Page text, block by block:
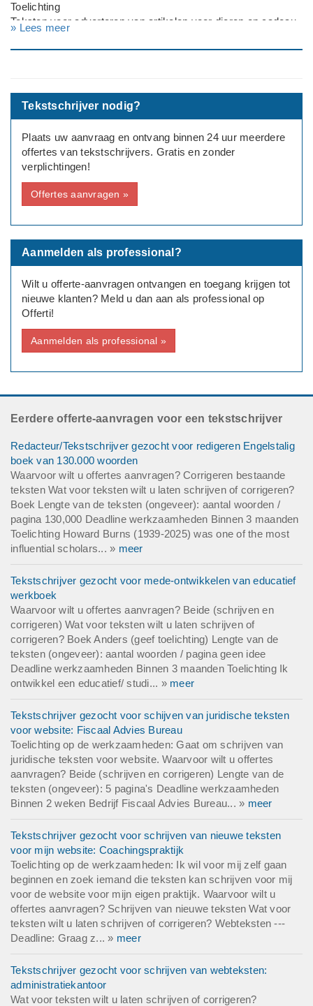
Toelichting
Teksten voor adverteren van artikelen voor dieren en cadeau
» Lees meer
Tekstschrijver nodig?
Plaats uw aanvraag en ontvang binnen 24 uur meerdere
offertes van tekstschrijvers. Gratis en zonder
verplichtingen!
Offertes aanvragen »
Aanmelden als professional?
Wilt u offerte-aanvragen ontvangen en toegang krijgen tot
nieuwe klanten? Meld u dan aan als professional op
Offerti!
Aanmelden als professional »
Eerdere offerte-aanvragen voor een tekstschrijver
Redacteur/Tekstschrijver gezocht voor redigeren Engelstalig
boek van 130.000 woorden
Waarvoor wilt u offertes aanvragen? Corrigeren bestaande
teksten Wat voor teksten wilt u laten schrijven of corrigeren?
Boek Lengte van de teksten (ongeveer): aantal woorden /
pagina 130,000 Deadline werkzaamheden Binnen 3 maanden
Toelichting Howard Burns (1939-2025) was one of the most
influential scholars... » meer
Tekstschrijver gezocht voor mede-ontwikkelen van educatief
werkboek
Waarvoor wilt u offertes aanvragen? Beide (schrijven en
corrigeren) Wat voor teksten wilt u laten schrijven of
corrigeren? Boek Anders (geef toelichting) Lengte van de
teksten (ongeveer): aantal woorden / pagina geen idee
Deadline werkzaamheden Binnen 3 maanden Toelichting Ik
ontwikkel een educatief/ studi... » meer
Tekstschrijver gezocht voor schijven van juridische teksten
voor website: Fiscaal Advies Bureau
Toelichting op de werkzaamheden: Gaat om schrijven van
juridische teksten voor website. Waarvoor wilt u offertes
aanvragen? Beide (schrijven en corrigeren) Lengte van de
teksten (ongeveer): 5 pagina's Deadline werkzaamheden
Binnen 2 weken Bedrijf Fiscaal Advies Bureau... » meer
Tekstschrijver gezocht voor schrijven van nieuwe teksten
voor mijn website: Coachingspraktijk
Toelichting op de werkzaamheden: Ik wil voor mij zelf gaan
beginnen en zoek iemand die teksten kan schrijven voor mij
voor de website voor mijn eigen praktijk. Waarvoor wilt u
offertes aanvragen? Schrijven van nieuwe teksten Wat voor
teksten wilt u laten schrijven of corrigeren? Webteksten ---
Deadline: Graag z... » meer
Tekstschrijver gezocht voor schrijven van webteksten:
administratiekantoor
Wat voor teksten wilt u laten schrijven of corrigeren?